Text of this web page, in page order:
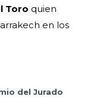
Toro quien
en los
del Jurado